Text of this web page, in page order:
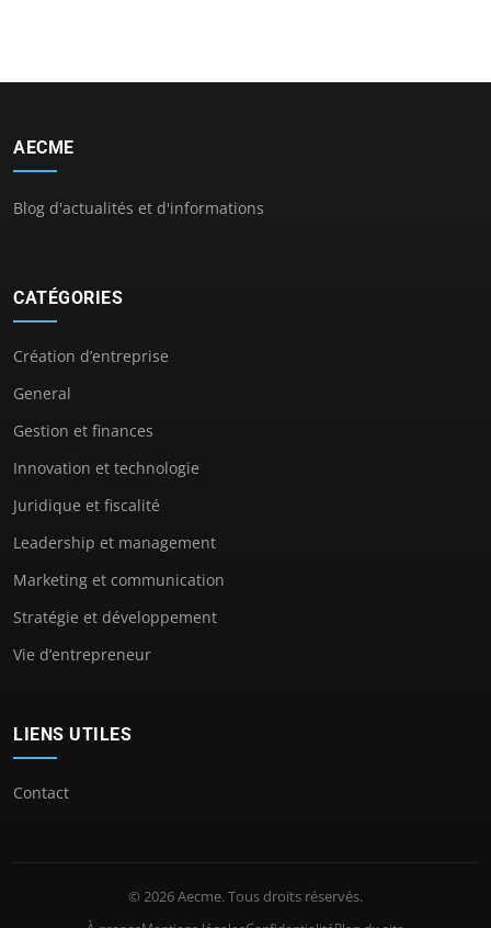
AECME
Blog d'actualités et d'informations
CATÉGORIES
Création d’entreprise
General
Gestion et finances
Innovation et technologie
Juridique et fiscalité
Leadership et management
Marketing et communication
Stratégie et développement
Vie d’entrepreneur
LIENS UTILES
Contact
© 2026 Aecme. Tous droits réservés.